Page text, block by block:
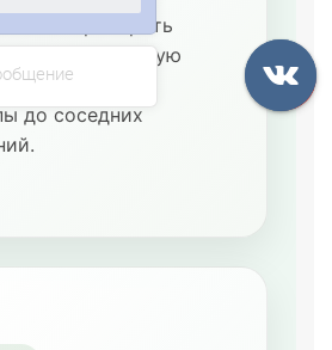
важно проверить
ворот, рабочую
погрузчика и
до соседних